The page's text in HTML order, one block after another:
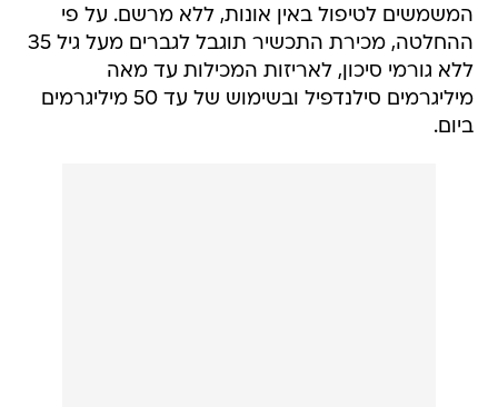
המשמשים לטיפול באין אונות, ללא מרשם. על פי
ההחלטה, מכירת התכשיר תוגבל לגברים מעל גיל 35
ללא גורמי סיכון, לאריזות המכילות עד מאה
מיליגרמים סילנדפיל ובשימוש של עד 50 מיליגרמים
ביום.